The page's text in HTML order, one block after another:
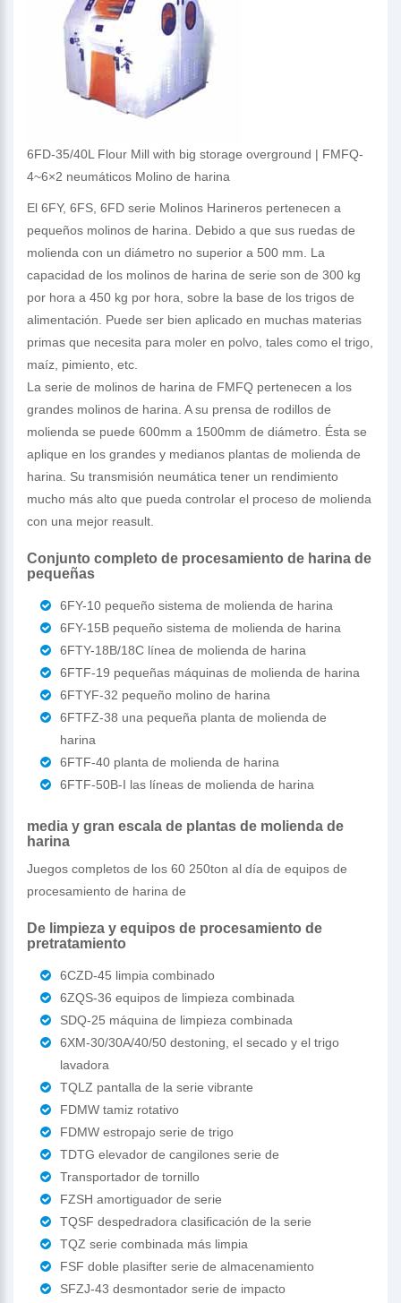
6FD-35/40L Flour Mill with big storage overground | FMFQ-
4~6×2 neumáticos Molino de harina
El 6FY, 6FS, 6FD serie Molinos Harineros pertenecen a
pequeños molinos de harina. Debido a que sus ruedas de
molienda con un diámetro no superior a 500 mm. La
capacidad de los molinos de harina de serie son de 300 kg
por hora a 450 kg por hora, sobre la base de los trigos de
alimentación. Puede ser bien aplicado en muchas materias
primas que necesita para moler en polvo, tales como el trigo,
maíz, pimiento, etc.
La serie de molinos de harina de FMFQ pertenecen a los
grandes molinos de harina. A su prensa de rodillos de
molienda se puede 600mm a 1500mm de diámetro. Ésta se
aplique en los grandes y medianos plantas de molienda de
harina. Su transmisión neumática tener un rendimiento
mucho más alto que pueda controlar el proceso de molienda
con una mejor reasult.
Conjunto completo de procesamiento de harina de
pequeñas
6FY-10 pequeño sistema de molienda de harina
6FY-15B pequeño sistema de molienda de harina
6FTY-18B/18C línea de molienda de harina
6FTF-19 pequeñas máquinas de molienda de harina
6FTYF-32 pequeño molino de harina
6FTFZ-38 una pequeña planta de molienda de
harina
6FTF-40 planta de molienda de harina
6FTF-50B-I las líneas de molienda de harina
media y gran escala de plantas de molienda de
harina
Juegos completos de los 60 250ton al día de equipos de
procesamiento de harina de
De limpieza y equipos de procesamiento de
pretratamiento
6CZD-45 limpia combinado
6ZQS-36 equipos de limpieza combinada
SDQ-25 máquina de limpieza combinada
6XM-30/30A/40/50 destoning, el secado y el trigo
lavadora
TQLZ pantalla de la serie vibrante
FDMW tamiz rotativo
FDMW estropajo serie de trigo
TDTG elevador de cangilones serie de
Transportador de tornillo
FZSH amortiguador de serie
TQSF despedradora clasificación de la serie
TQZ serie combinada más limpia
FSF doble plasifter serie de almacenamiento
SFZJ-43 desmontador serie de impacto